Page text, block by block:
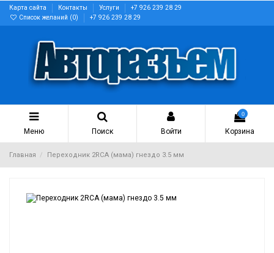
Карта сайта Контакты Услуги
+7 926 239 28 29
Список желаний (0) +7 926 239 28 29
Меню Поиск Войти
0
Корзина
Главная Переходник 2RCA (мама) гнездо 3.5 мм